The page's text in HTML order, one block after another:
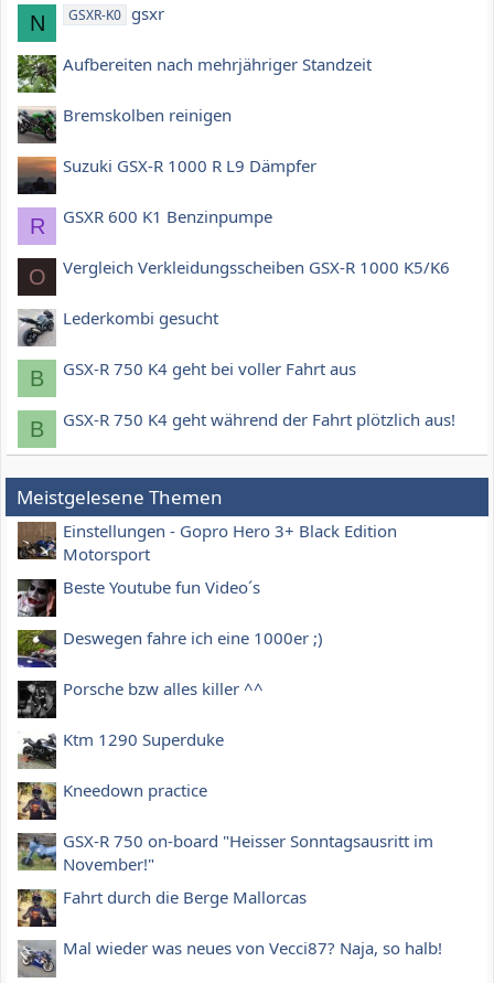
N GSXR-K0 gsxr
Aufbereiten nach mehrjähriger Standzeit
Bremskolben reinigen
Suzuki GSX-R 1000 R L9 Dämpfer
R GSXR 600 K1 Benzinpumpe
O Vergleich Verkleidungsscheiben GSX-R 1000 K5/K6
Lederkombi gesucht
B GSX-R 750 K4 geht bei voller Fahrt aus
B GSX-R 750 K4 geht während der Fahrt plötzlich aus!
Meistgelesene Themen
Einstellungen - Gopro Hero 3+ Black Edition
Motorsport
Beste Youtube fun Video´s
Deswegen fahre ich eine 1000er ;)
Porsche bzw alles killer ^^
Ktm 1290 Superduke
Kneedown practice
GSX-R 750 on-board "Heisser Sonntagsausritt im
November!"
Fahrt durch die Berge Mallorcas
Mal wieder was neues von Vecci87? Naja, so halb!